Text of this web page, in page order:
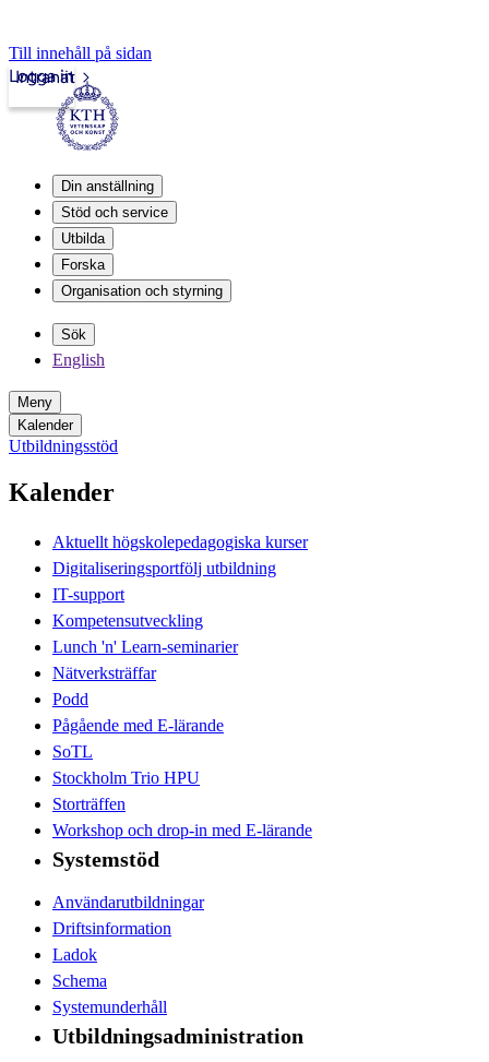
Till innehåll på sidan
Intranät
Logga in
Din anställning
Stöd och service
Utbilda
Forska
Organisation och styrning
Sök
English
Meny
Kalender
Utbildningsstöd
Kalender
Aktuellt högskolepedagogiska kurser
Digitaliseringsportfölj utbildning
IT-support
Kompetensutveckling
Lunch 'n' Learn-seminarier
Nätverksträffar
Podd
Pågående med E-lärande
SoTL
Stockholm Trio HPU
Storträffen
Workshop och drop-in med E-lärande
Systemstöd
Användarutbildningar
Driftsinformation
Ladok
Schema
Systemunderhåll
Utbildningsadministration